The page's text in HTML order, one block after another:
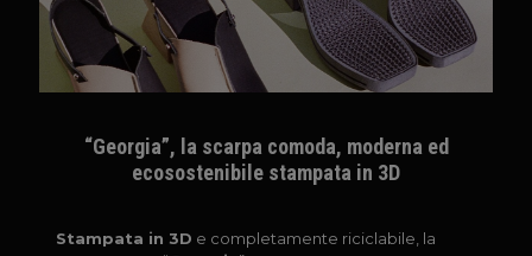
“Georgia”, la scarpa comoda, moderna ed
ecosostenibile stampata in 3D
Stampata in 3D e completamente riciclabile, la